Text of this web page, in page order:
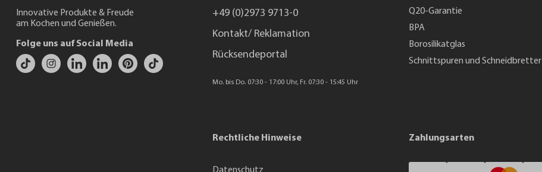
Innovative Produkte & Freude
am Kochen und Genießen.
Folge uns auf Social Media
+49 (0)2973 9713-0
Kontakt/ Reklamation
Rücksendeportal
Mo. bis Do. 07:30 - 17:00 Uhr, Fr. 07:30 - 15:45 Uhr
Q20-Garantie
BPA
Borosilikatglas
Schnittspuren und Schneidbretter
Rechtliche Hinweise Zahlungsarten